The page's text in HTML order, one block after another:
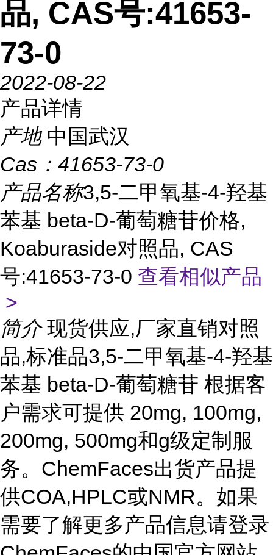
品, CAS号:41653-
73-0
2022-08-22
产品详情
产地 中国武汉
Cas： 41653-73-0
产品名称3,5-二甲氧基-4-羟基
苯基 beta-D-葡萄糖苷价格,
Koaburaside对照品, CAS
号:41653-73-0 查看相似产品
>
简介 现货供应,厂家直销对照
品,标准品3,5-二甲氧基-4-羟基
苯基 beta-D-葡萄糖苷 根据客
户需求可提供 20mg, 100mg,
200mg, 500mg和g级定制服
务。ChemFaces出货产品提
供COA,HPLC或NMR。如果
需要了解更多产品信息请登录